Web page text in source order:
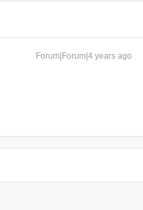
Forum|Forum|4 years ago